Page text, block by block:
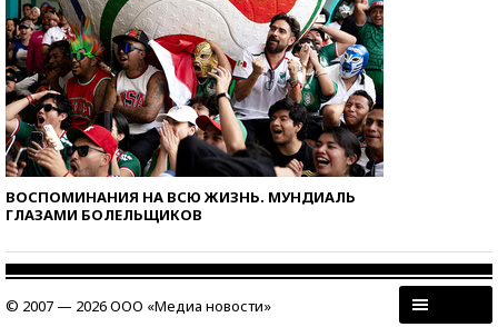
ВОСПОМИНАНИЯ НА ВСЮ ЖИЗНЬ. МУНДИАЛЬ
ГЛАЗАМИ БОЛЕЛЬЩИКОВ
© 2007 — 2026 ООО «Медиа новости»